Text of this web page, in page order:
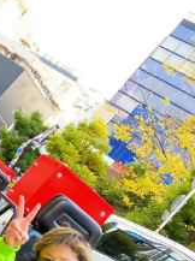
Veelgestelde Vragen
Akihabara#1
Tokio Shibuya
Tokio Baai